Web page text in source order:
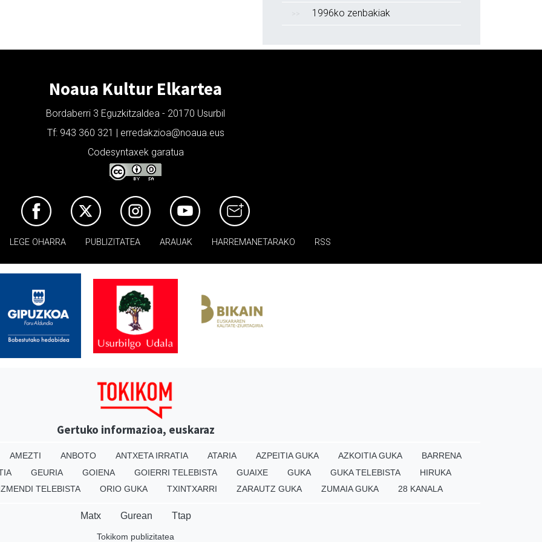
1996ko zenbakiak
Noaua Kultur Elkartea
Bordaberri 3 Eguzkitzaldea - 20170 Usurbil
Tf: 943 360 321 | erredakzioa@noaua.eus
Codesyntaxek garatua
LEGE OHARRA PUBLIZITATEA ARAUAK HARREMANETARAKO RSS
Gertuko informazioa, euskaraz
AMEZTI ANBOTO ANTXETA IRRATIA ATARIA AZPEITIA GUKA AZKOITIA GUKA
BARRENA
GEURIA GOIENA GOIERRI TELEBISTA GUAIXE GUKA GUKA TELEBISTA
HIRUKA
TELEBISTA ORIO GUKA TXINTXARRI ZARAUTZ GUKA ZUMAIA GUKA 28 KANALA
Matx Gurean Ttap
Tokikom publizitatea